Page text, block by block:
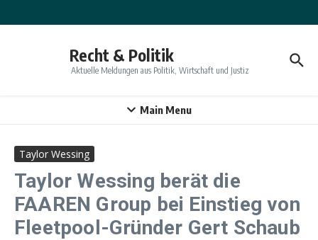
Recht & Politik
Aktuelle Meldungen aus Politik, Wirtschaft und Justiz
Main Menu
Taylor Wessing
Taylor Wessing berät die
FAAREN Group bei Einstieg von
Fleetpool-Gründer Gert Schaub